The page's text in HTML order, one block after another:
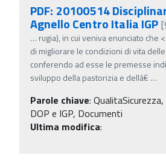
PDF: 20100514
Agnello Centro Italia IGP
… rugia), in cui veniva enunciato che
di migliorare le condizioni di vita delle
conferendo ad esse le premesse
sviluppo della pastorizia e dellâ€ …
Parole chiave:
DOP e IGP, Documenti
Ultima modifica: